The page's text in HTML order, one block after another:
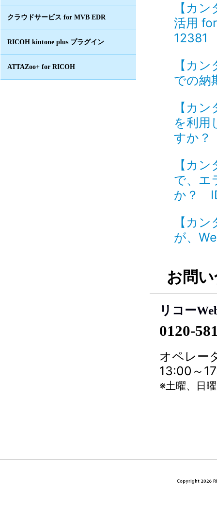
クラウドサービス for MVB EDR
RICOH kintone plus プラグイン
ATTAZoo+ for RICOH
【カ
活用
12381
【カ
での納
【カ
を利用
すか
【カ
で、エ
か？
【カ
が、
お問
リコー
0120-
オペレー
13:00～
※土曜、日